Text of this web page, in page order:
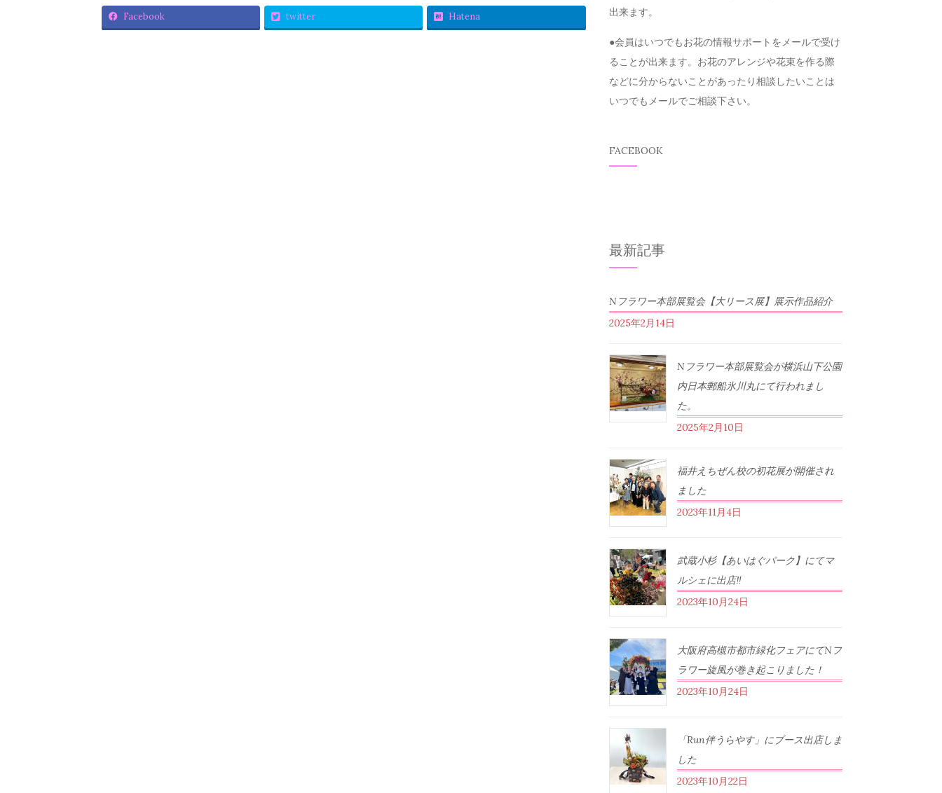
Facebook twitter Hatena
出来ます。
●会員はいつでもお花の情報サポートをメールで受け
ることが出来ます。お花のアレンジや花束を作る際
などに分からないことがあったり相談したいことは
いつでもメールでご相談下さい。
FACEBOOK
最新記事
Nフラワー本部展覧会【大リース展】展示作品紹介
2025年2月14日
Nフラワー本部展覧会が横浜山下公園
内日本郵船氷川丸にて行われまし
た。
2025年2月10日
福井えちぜん校の初花展が開催され
ました
2023年11月4日
武蔵小杉【あいはぐパーク】にてマ
ルシェに出店‼︎
2023年10月24日
大阪府高槻市都市緑化フェアにてNフ
ラワー旋風が巻き起こりました！
2023年10月24日
「Run伴うらやす」にブース出店しま
した
2023年10月22日